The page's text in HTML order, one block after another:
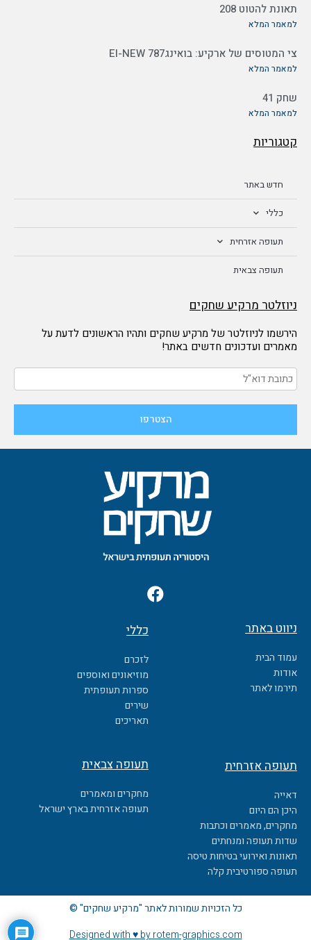
תאונת להטוט 208
למאמר המלא
צי המטוסים של ארקיע: בואינג787 EI-NEW
למאמר המלא
שחק 41
למאמר המלא
קטגוריות
חדש באתר
כללי
תעופה אזרחית
תעופה צבאית
ניוזלטר מרקיע שחקים
הירשמו לניוזלטר של מרקיע שחקים ותהיו הראשונים לדעת על
מאמרים ועדכונים חדשים באתר!
F
a
e
b
o
o
k
ניווט באתר
עמוד הבית
אודות
תירמו לאתר
כללי
לזכרם
מוזיאונים ואוספים
ספרות תעופתית
שירים
תאריכים
תעופה אזרחית
דאייה
היכן הם היום
מחקרים, מאמרים וכתבות
שדות תעופה ומנחתים
תאונות ואירועי בטיחות טיסה
תעופה ספורטיבית קלה
תעופה צבאית
מחקרים ומאמרים
תעופה אזרחית בארץ ישראל
כל הזכויות שמורות לאתר "מרקיע שחקים" ©
Designed with ♥ by rotem-graphics.com